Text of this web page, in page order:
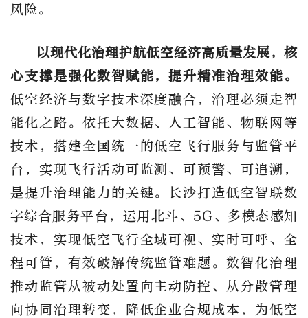
风险。
以现代化治理护航低空经济高质量发展，核
心支撑是强化数智赋能，提升精准治理效能。
低空经济与数字技术深度融合，治理必须走智
能化之路。依托大数据、人工智能、物联网等
技术，搭建全国统一的低空飞行服务与监管平
台，实现飞行活动可监测、可预警、可追溯，
是提升治理能力的关键。长沙打造低空智联数
字综合服务平台，运用北斗、 5G、多模态感知
技术，实现低空飞行全域可视、实时可呼、全
程可管，有效破解传统监管难题。数智化治理
推动监管从被动处置向主动防控、从分散管理
向协同治理转变，降低企业合规成本，为低空